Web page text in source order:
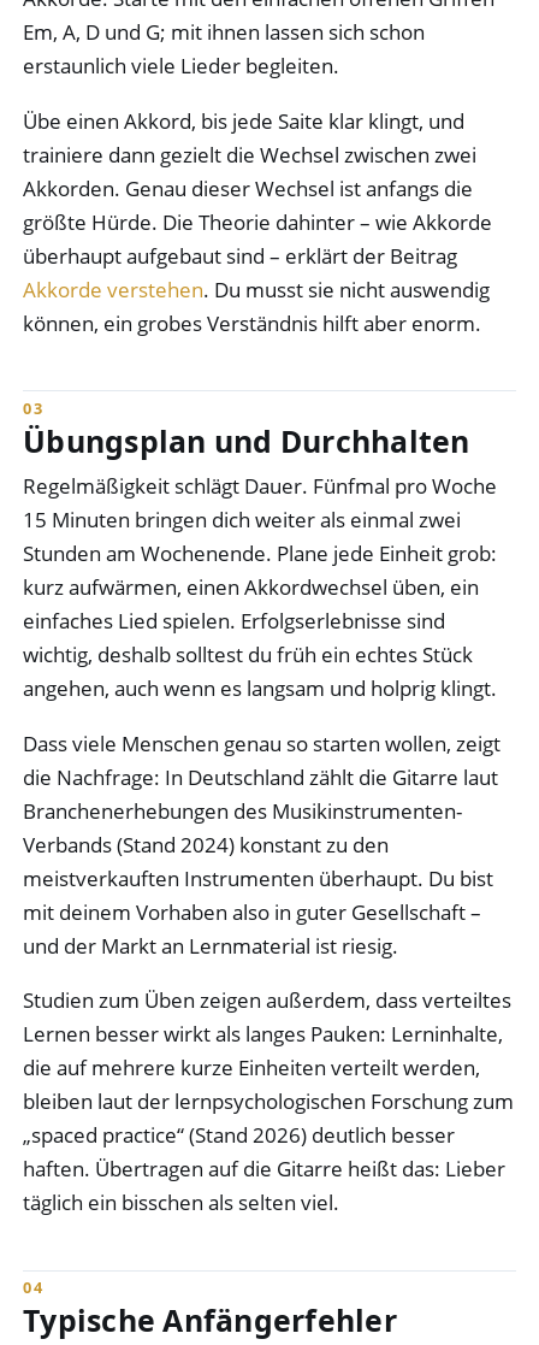
Em, A, D und G; mit ihnen lassen sich schon
erstaunlich viele Lieder begleiten.
Übe einen Akkord, bis jede Saite klar klingt, und
trainiere dann gezielt die Wechsel zwischen zwei
Akkorden. Genau dieser Wechsel ist anfangs die
größte Hürde. Die Theorie dahinter – wie Akkorde
überhaupt aufgebaut sind – erklärt der Beitrag
Akkorde verstehen. Du musst sie nicht auswendig
können, ein grobes Verständnis hilft aber enorm.
Übungsplan und Durchhalten
Regelmäßigkeit schlägt Dauer. Fünfmal pro Woche
15 Minuten bringen dich weiter als einmal zwei
Stunden am Wochenende. Plane jede Einheit grob:
kurz aufwärmen, einen Akkordwechsel üben, ein
einfaches Lied spielen. Erfolgserlebnisse sind
wichtig, deshalb solltest du früh ein echtes Stück
angehen, auch wenn es langsam und holprig klingt.
Dass viele Menschen genau so starten wollen, zeigt
die Nachfrage: In Deutschland zählt die Gitarre laut
Branchenerhebungen des Musikinstrumenten-
Verbands (Stand 2024) konstant zu den
meistverkauften Instrumenten überhaupt. Du bist
mit deinem Vorhaben also in guter Gesellschaft –
und der Markt an Lernmaterial ist riesig.
Studien zum Üben zeigen außerdem, dass verteiltes
Lernen besser wirkt als langes Pauken: Lerninhalte,
die auf mehrere kurze Einheiten verteilt werden,
bleiben laut der lernpsychologischen Forschung zum
„spaced practice“ (Stand 2026) deutlich besser
haften. Übertragen auf die Gitarre heißt das: Lieber
täglich ein bisschen als selten viel.
Typische Anfängerfehler